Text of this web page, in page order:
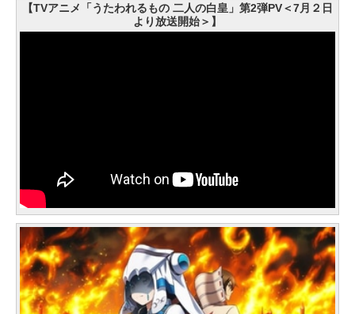
【TVアニメ「うたわれるもの 二人の白皇」第2弾PV＜7月２日
より放送開始＞】